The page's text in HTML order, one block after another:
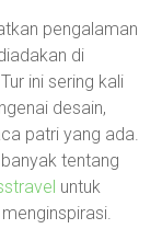
pengalaman
di
ini sering kali
desain,
patri yang ada.
tentang
untuk